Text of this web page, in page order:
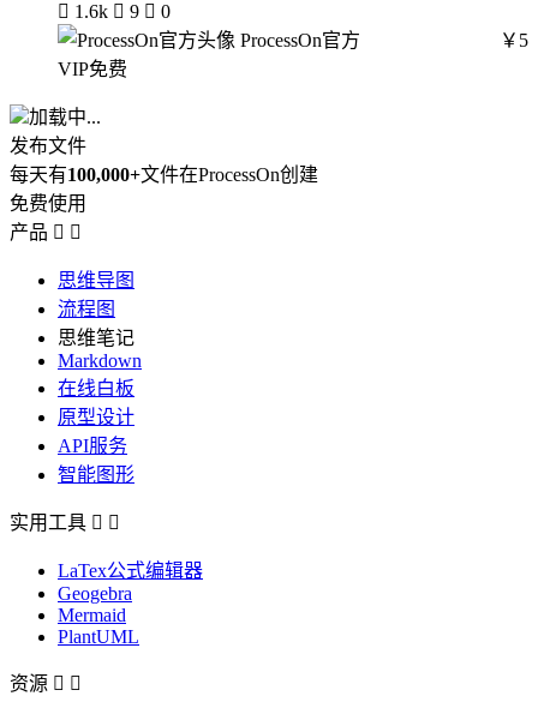
 1.6k  9  0
ProcessOn官方
￥5
VIP免费
加载中...
发布文件
每天有100,000+文件在ProcessOn创建
免费使用
产品  
思维导图
流程图
思维笔记
Markdown
在线白板
原型设计
API服务
智能图形
实用工具  
LaTex公式编辑器
Geogebra
Mermaid
PlantUML
资源  